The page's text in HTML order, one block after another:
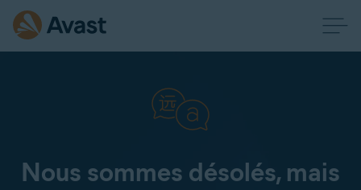
Nous sommes désolés, mais